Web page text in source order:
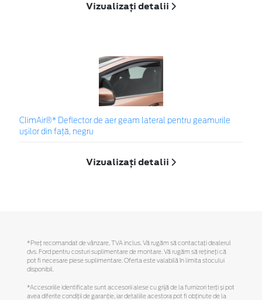
Vizualizați detalii
ClimAir®* Deflector de aer geam lateral pentru geamurile
ușilor din față, negru
Vizualizați detalii
*Preţ recomandat de vânzare, TVA inclus. Vă rugăm să contactaţi dealerul
dvs. Ford pentru costuri suplimentare de montare. Vă rugăm să reţineţi că
pot fi necesare piese suplimentare. Oferta este valabilă în limita stocului
disponibil.
*Accesoriile identificate sunt accesorii alese cu grijă de la furnizori terți și pot
avea diferite condiții de garanție, iar detaliile acestora pot fi obținute de la